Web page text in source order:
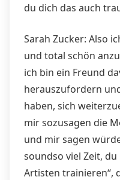
du dich das auch
Sarah Zucker: Also
und total schön
ich bin ein Freund
herauszufordern
haben, sich
mir sozusagen die
und mir sagen
soundso viel Zeit,
Artisten trainieren“,